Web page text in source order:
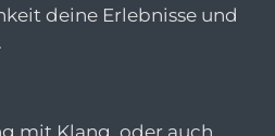
deine Erlebnisse und